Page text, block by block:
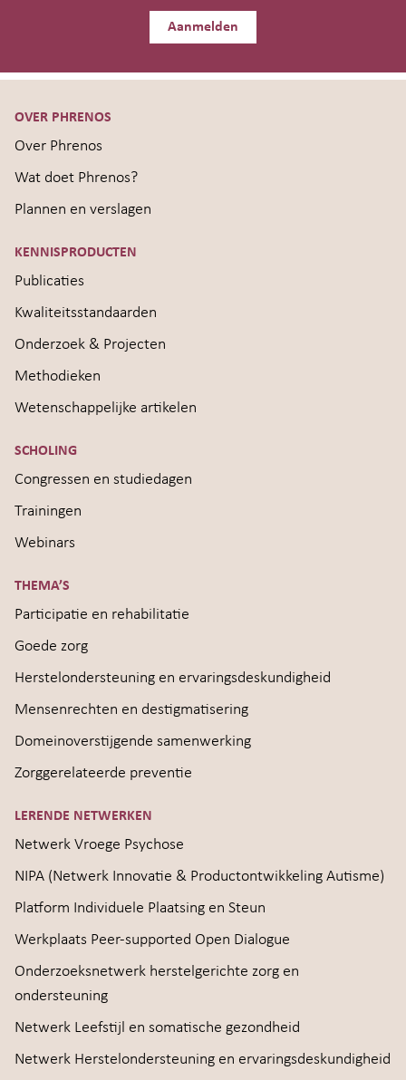
Aanmelden
OVER PHRENOS
Over Phrenos
Wat doet Phrenos?
Plannen en verslagen
KENNISPRODUCTEN
Publicaties
Kwaliteitsstandaarden
Onderzoek & Projecten
Methodieken
Wetenschappelijke artikelen
SCHOLING
Congressen en studiedagen
Trainingen
Webinars
THEMA’S
Participatie en rehabilitatie
Goede zorg
Herstelondersteuning en ervaringsdeskundigheid
Mensenrechten en destigmatisering
Domeinoverstijgende samenwerking
Zorggerelateerde preventie
LERENDE NETWERKEN
Netwerk Vroege Psychose
NIPA (Netwerk Innovatie & Productontwikkeling Autisme)
Platform Individuele Plaatsing en Steun
Werkplaats Peer-supported Open Dialogue
Onderzoeksnetwerk herstelgerichte zorg en
ondersteuning
Netwerk Leefstijl en somatische gezondheid
Netwerk Herstelondersteuning en ervaringsdeskundigheid